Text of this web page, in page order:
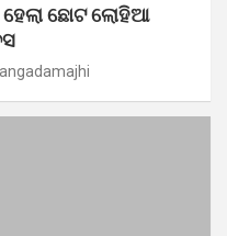
ହେଲା ଛୋଟ ଲୋହିଆ